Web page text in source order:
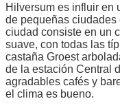
Hilversum es influir en
de pequeñas
ciudad consiste en un
suave, con todas las
castaña Groest
de la estación Central
agradables cafés y
el clima es bueno.